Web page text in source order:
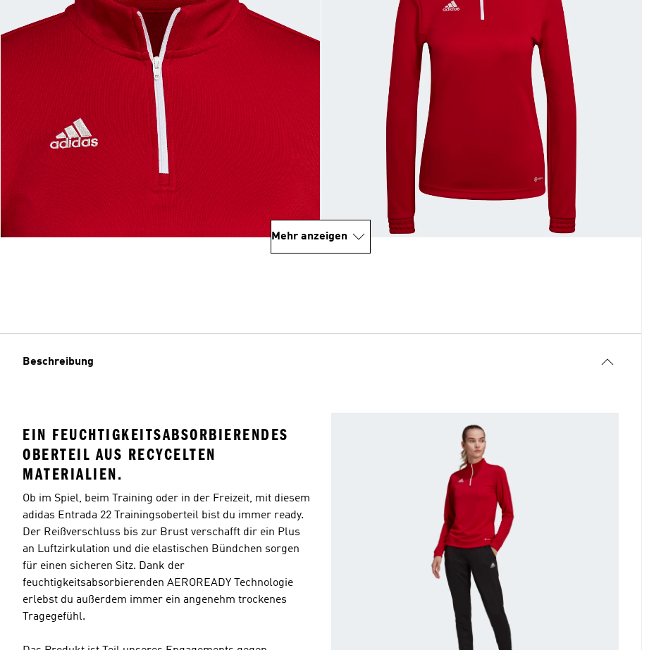
Größeninfo
Mehr anzeigen
Beschreibung
EIN FEUCHTIGKEITSABSORBIERENDES
OBERTEIL AUS RECYCELTEN
MATERIALIEN.
Ob im Spiel, beim Training oder in der Freizeit, mit diesem
adidas Entrada 22 Trainingsoberteil bist du immer ready.
Der Reißverschluss bis zur Brust verschafft dir ein Plus
an Luftzirkulation und die elastischen Bündchen sorgen
für einen sicheren Sitz. Dank der
feuchtigkeitsabsorbierenden AEROREADY Technologie
erlebst du außerdem immer ein angenehm trockenes
Tragegefühl.